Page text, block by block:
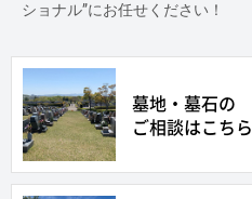
ショナル”にお任せください！
墓地・墓石の
ご相談はこちら